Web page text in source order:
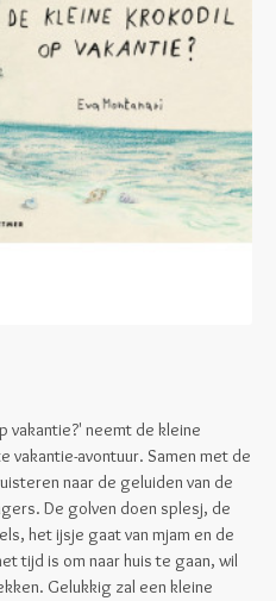
vakantie?' neemt de kleine
vakantie-avontuur. Samen met de
naar de geluiden van de
De golven doen splesj, de
het ijsje gaat van mjam en de
tijd is om naar huis te gaan, wil
Gelukkig zal een kleine